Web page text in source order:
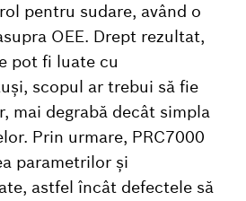
pentru sudare, având o
OEE. Drept rezultat,
pot fi luate cu
scopul ar trebui să fie
mai degrabă decât simpla
Prin urmare, PRC7000
parametrilor și
astfel încât defectele să